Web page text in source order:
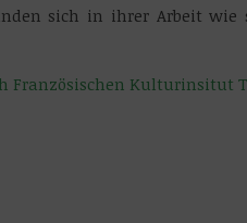
sich in ihrer Arbeit wie
Französischen Kulturinsitut